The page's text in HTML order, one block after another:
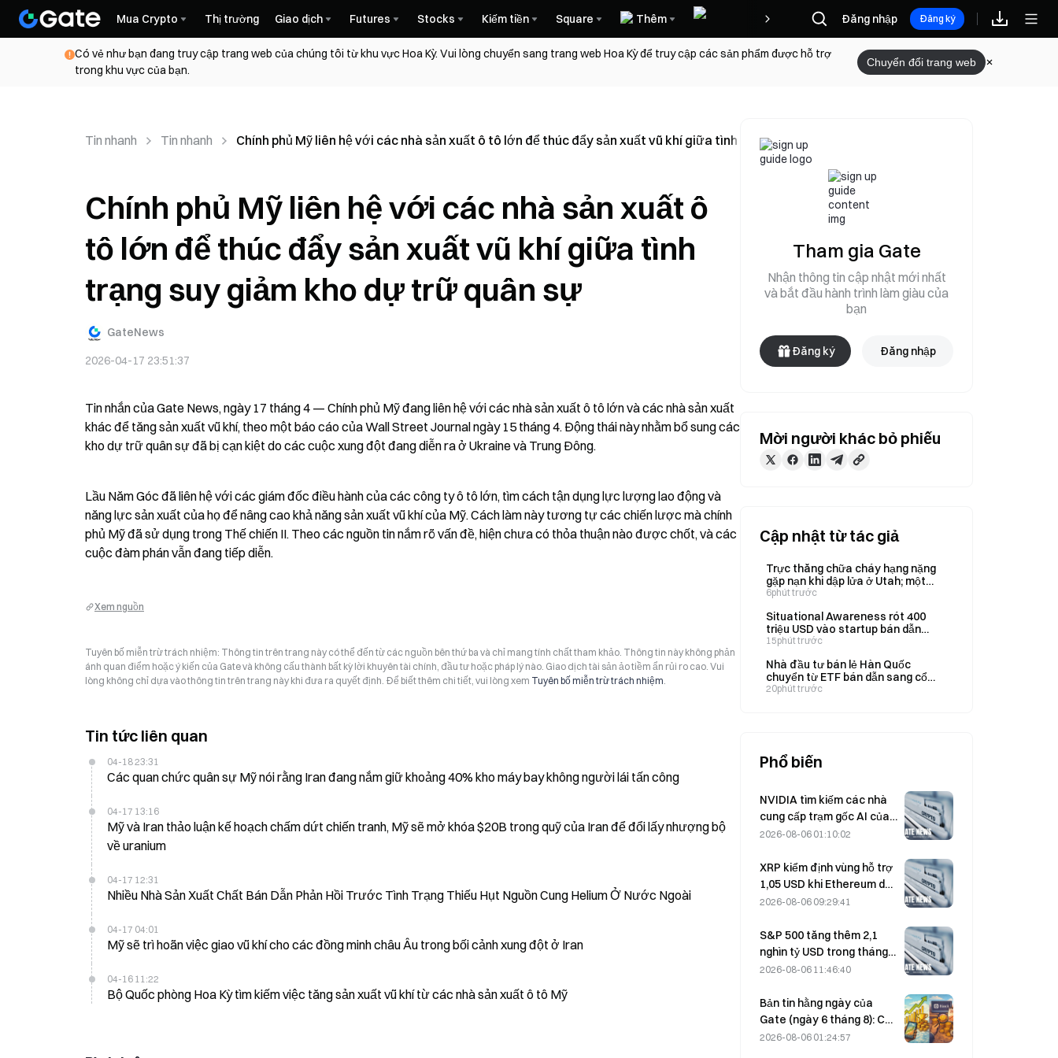
Mua Crypto Thị trường Giao dịch Futures Stocks Kiếm tiền Square Thêm Phần thưởng
Đăng nhập Đăng ký
Có vẻ như bạn đang truy cập trang web của chúng tôi từ khu vực Hoa Kỳ. Vui lòng chuyển sang trang web Hoa Kỳ để truy cập các sản phẩm được hỗ trợ
trong khu vực của bạn.
Chuyển đổi trang web
Tin nhanh Tin nhanh Chính phủ Mỹ liên hệ với các nhà sản xuất ô tô lớn để thúc đẩy sản xuất vũ khí giữa tình trạng suy giảm kho dự trữ quân sự
Chính phủ Mỹ liên hệ với các nhà sản xuất ô
tô lớn để thúc đẩy sản xuất vũ khí giữa tình
trạng suy giảm kho dự trữ quân sự
GateNews
2026-04-17 23:51:37
Tin nhắn của Gate News, ngày 17 tháng 4 — Chính phủ Mỹ đang liên hệ với các nhà sản xuất ô tô lớn và các nhà sản xuất
khác để tăng sản xuất vũ khí, theo một báo cáo của Wall Street Journal ngày 15 tháng 4. Động thái này nhằm bổ sung các
kho dự trữ quân sự đã bị cạn kiệt do các cuộc xung đột đang diễn ra ở Ukraine và Trung Đông.
Lầu Năm Góc đã liên hệ với các giám đốc điều hành của các công ty ô tô lớn, tìm cách tận dụng lực lượng lao động và
năng lực sản xuất của họ để nâng cao khả năng sản xuất vũ khí của Mỹ. Cách làm này tương tự các chiến lược mà chính
phủ Mỹ đã sử dụng trong Thế chiến II. Theo các nguồn tin nắm rõ vấn đề, hiện chưa có thỏa thuận nào được chốt, và các
cuộc đàm phán vẫn đang tiếp diễn.
Xem nguồn
Tuyên bố miễn trừ trách nhiệm: Thông tin trên trang này có thể đến từ các nguồn bên thứ ba và chỉ mang tính chất tham khảo. Thông tin này không phản
ánh quan điểm hoặc ý kiến của Gate và không cấu thành bất kỳ lời khuyên tài chính, đầu tư hoặc pháp lý nào. Giao dịch tài sản ảo tiềm ẩn rủi ro cao. Vui
lòng không chỉ dựa vào thông tin trên trang này khi đưa ra quyết định. Để biết thêm chi tiết, vui lòng xem Tuyên bố miễn trừ trách nhiệm.
Tin tức liên quan
04-18 23:31
Các quan chức quân sự Mỹ nói rằng Iran đang nắm giữ khoảng 40% kho máy bay không người lái tấn công
04-17 13:16
Mỹ và Iran thảo luận kế hoạch chấm dứt chiến tranh, Mỹ sẽ mở khóa $20B trong quỹ của Iran để đổi lấy nhượng bộ
về uranium
04-17 12:31
Nhiều Nhà Sản Xuất Chất Bán Dẫn Phản Hồi Trước Tình Trạng Thiếu Hụt Nguồn Cung Helium Ở Nước Ngoài
04-17 04:01
Mỹ sẽ trì hoãn việc giao vũ khí cho các đồng minh châu Âu trong bối cảnh xung đột ở Iran
04-16 11:22
Bộ Quốc phòng Hoa Kỳ tìm kiếm việc tăng sản xuất vũ khí từ các nhà sản xuất ô tô Mỹ
Tham gia Gate
Nhận thông tin cập nhật mới nhất
và bắt đầu hành trình làm giàu của
bạn
Đăng ký Đăng nhập
Mời người khác bỏ phiếu
Cập nhật từ tác giả
Trực thăng chữa cháy hạng nặng
gặp nạn khi dập lửa ở Utah; một
nhân viên vận hành thiết bị thiệt
6phút trước
Situational Awareness rót 400
triệu USD vào startup bán dẫn
Source Foundry trong tuần này
15phút trước
Nhà đầu tư bán lẻ Hàn Quốc
chuyển từ ETF bán dẫn sang cổ
phiếu công nghệ vốn hóa lớn trong
20phút trước
Phổ biến
NVIDIA tìm kiếm các nhà
cung cấp trạm gốc AI của
Trung Quốc để triển khai
2026-08-06 01:10:02
XRP kiểm định vùng hỗ trợ
1,05 USD khi Ethereum duy
trì mức 1.908 USD trong bối
thấp
2026-08-06 09:29:41
S&P 500 tăng thêm 2,1
nghìn tỷ USD trong tháng
8, tương đương mức tăng
tăng 2%.
2026-08-06 11:46:40
Bản tin hằng ngày của
Gate (ngày 6 tháng 8): Cổ
phiếu ưu đãi STRC của
2026-08-06 01:24:57